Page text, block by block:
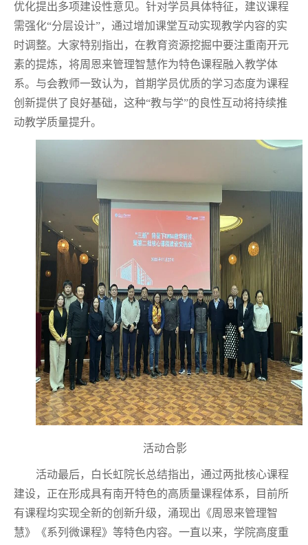
优化提出多项建设性意见。针对学员具体特征，建议课程
需强化“分层设计”，通过增加课堂互动实现教学内容的实
时调整。大家特别指出，在教育资源挖掘中要注重南开元
素的提炼，将周恩来管理智慧作为特色课程融入教学体
系。与会教师一致认为，首期学员优质的学习态度为课程
创新提供了良好基础，这种“教与学”的良性互动将持续推
动教学质量提升。
活动合影
活动最后，白长虹院长总结指出，通过两批核心课程
建设，正在形成具有南开特色的高质量课程体系，目前所
有课程均实现全新的创新升级，涌现出《周恩来管理智
慧》《系列微课程》等特色内容。一直以来，学院高度重